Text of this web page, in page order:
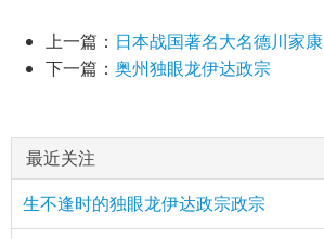
上一篇： 日本战国著名大名德川家康
下一篇： 奥州独眼龙伊达政宗
最近关注
生不逢时的独眼龙伊达政宗政宗